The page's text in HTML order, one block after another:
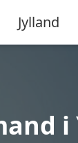
Jylland
i